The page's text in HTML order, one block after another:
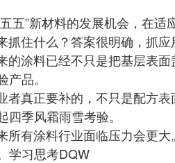
”新材料的发展机会，在适
住什么？答案很明确，抓应
涂料已经不只是把基层表面
品。
真正要补的，不只是配方表
季风霜雨雪考验。
有涂料行业面临压力会更大
学习思考DQW